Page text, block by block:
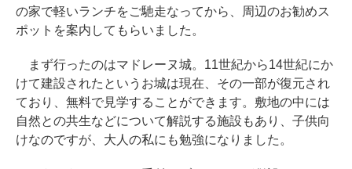
の家で軽いランチをご馳走なってから、周辺のお勧めス
ポットを案内してもらいました。
まず行ったのはマドレーヌ城。11世紀から14世紀にか
けて建設されたというお城は現在、その一部が復元され
ており、無料で見学することができます。敷地の中には
自然との共生などについて解説する施設もあり、子供向
けなのですが、大人の私にも勉強になりました。